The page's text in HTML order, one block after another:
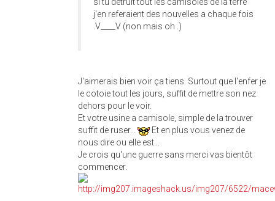
si tu détruit tout les camisoles de la terre
j'en referaient des nouvelles a chaque fois
.V____V (non mais oh .)
J'aimerais bien voir ça tiens. Surtout que l'enfer je
le cotoie tout les jours, suffit de mettre son nez
dehors pour le voir.
Et votre usine a camisole, simple de la trouver
suffit de ruser...
Et en plus vous venez de
nous dire ou elle est...
Je crois qu'une guerre sans merci vas bientôt
commencer.